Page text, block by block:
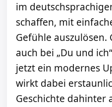
im
schaffen, mit
Gefühle auszulösen.
auch bei „Du und
jetzt ein modernes
wirkt dabei
Geschichte dahinter